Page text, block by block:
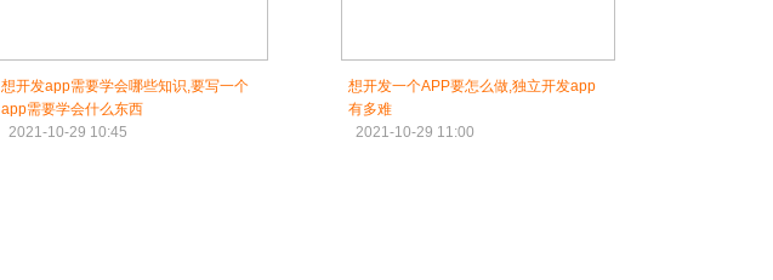
想开发app需要学会哪些知识,要写一个
app需要学会什么东西
2021-10-29 10:45
想开发一个APP要怎么做,独立开发app
有多难
2021-10-29 11:00